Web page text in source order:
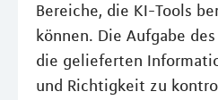
Bereiche, die KI-Tools
können. Die Aufgabe
die gelieferten
und Richtigkeit zu